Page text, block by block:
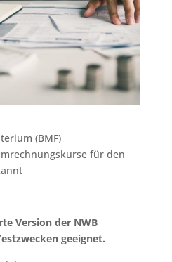
(BMF)
für den
Version der NWB
geeignet.